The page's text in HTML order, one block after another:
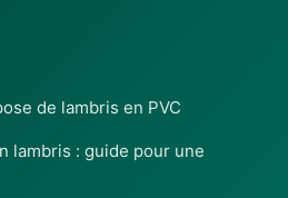
de lambris en PVC
lambris : guide pour une